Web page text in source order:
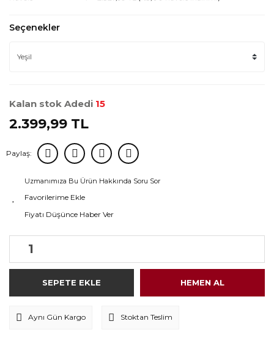
Seçenekler
Kalan stok Adedi 15
2.399,99 TL
Paylaş:
Uzmanımıza Bu Ürün Hakkında Soru Sor
Fiyatı Düşünce Haber Ver
SEPETE EKLE HEMEN AL
Aynı Gün Kargo Stoktan Teslim